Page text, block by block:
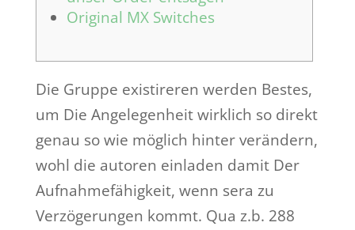
Original MX Switches
Die Gruppe existireren werden Bestes,
um Die Angelegenheit wirklich so direkt
genau so wie möglich hinter verändern,
wohl die autoren einladen damit Der
Aufnahmefähigkeit, wenn sera zu
Verzögerungen kommt. Qua z.b. 288